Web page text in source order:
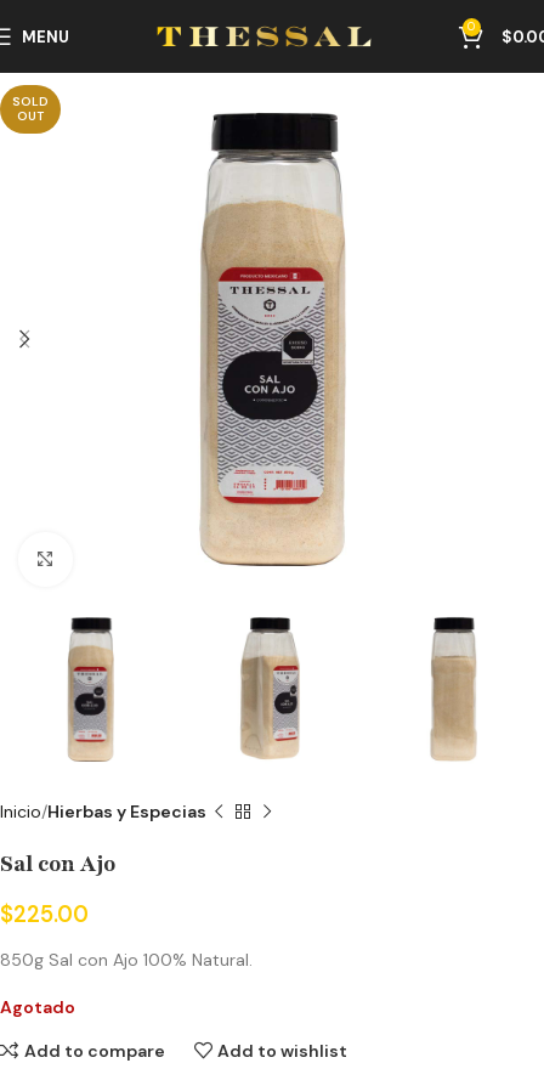
MENU 0 $
SOLD
OUT
Inicio Hierbas y Especias
Sal con Ajo
$225.00
850g Sal con Ajo 100% Natural.
Agotado
Add to compare
Add to wishlist